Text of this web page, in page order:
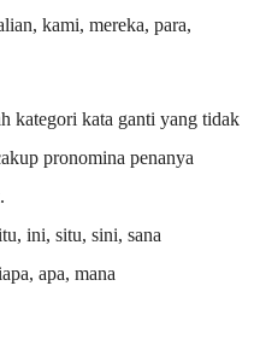
kami, mereka, para,
kategori kata ganti yang tidak
pronomina penanya
ini, situ, sini, sana
apa, mana